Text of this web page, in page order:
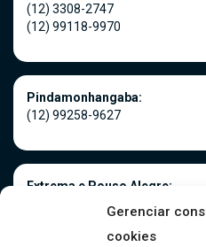
Gerenciar
cookies
(12) 3308-2747
(12) 99118-9970
Pindamonhangaba:
(12) 99258-9627
Extrema e Pouso Alegre:
(35) 3181-0966